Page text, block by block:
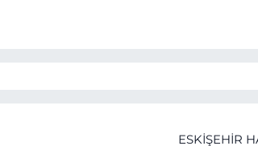
ESKİŞEHİR